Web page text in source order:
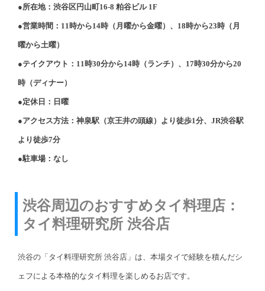
●所在地：渋谷区円山町16-8 粕谷ビル 1F
●営業時間：11時から14時（月曜から金曜）、18時から23時（月
曜から土曜）
●テイクアウト：11時30分から14時（ランチ）、17時30分から20
時（ディナー）
●定休日：日曜
●アクセス方法：神泉駅（京王井の頭線）より徒歩1分、JR渋谷駅
より徒歩7分
●駐車場：なし
渋谷周辺のおすすめタイ料理店：
タイ料理研究所 渋谷店
渋谷の「タイ料理研究所 渋谷店」は、本場タイで経験を積んだシ
ェフによる本格的なタイ料理を楽しめるお店です。